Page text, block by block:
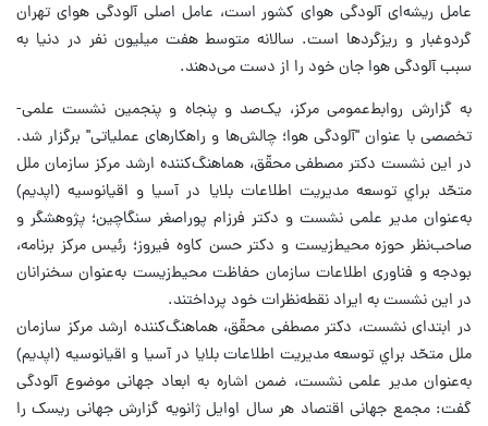
عامل ریشه‌ای آلودگی هوای کشور است، عامل اصلی آلودگی هوای تهران
گردوغبار و ریزگردها است. سالانه متوسط هفت میلیون نفر در دنیا به
سبب آلودگی هوا جان خود را از دست می‌دهند.
به گزارش روابط‌عمومی مرکز، یک‌صد و پنجاه و پنجمین نشست علمی-
تخصصی با عنوان "آلودگی هوا؛ چالش‌ها و راهکارهای عملیاتی" برگزار شد.
در این نشست دکتر مصطفی محقّق، هماهنگ‌کننده ارشد مركز سازمان ملل
متحّد براي توسعه مديريت اطلاعات بلايا در آسيا و اقيانوسيه (اپديم)
به‌عنوان مدیر علمی نشست و دکتر فرزام پوراصغر سنگاچین؛ پژوهشگر و
صاحب‌نظر حوزه محیط‌زیست و دکتر حسن کاوه فیروز؛ رئیس مرکز برنامه،
بودجه و فناوری اطلاعات سازمان حفاظت محیط‌زیست به‌عنوان سخنرانان
در این نشست به ایراد نقطه‌نظرات خود پرداختند.
در ابتدای نشست، دکتر مصطفی محقّق، هماهنگ‌کننده ارشد مركز سازمان
ملل متحّد براي توسعه مديريت اطلاعات بلايا در آسيا و اقيانوسيه (اپديم)
به‌عنوان مدیر علمی نشست، ضمن اشاره به ابعاد جهانی موضوع آلودگی
گفت: مجمع جهانی اقتصاد هر سال اوایل ژانویه گزارش جهانی ریسک را